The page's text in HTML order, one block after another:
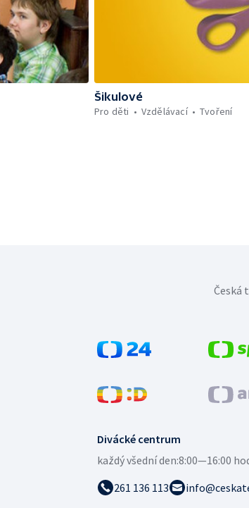
Šikulové
Pro děti
Vzdělávací Tvoření
Divácké centrum
každý všední den:8:00—16:00
261 136 113
Česká